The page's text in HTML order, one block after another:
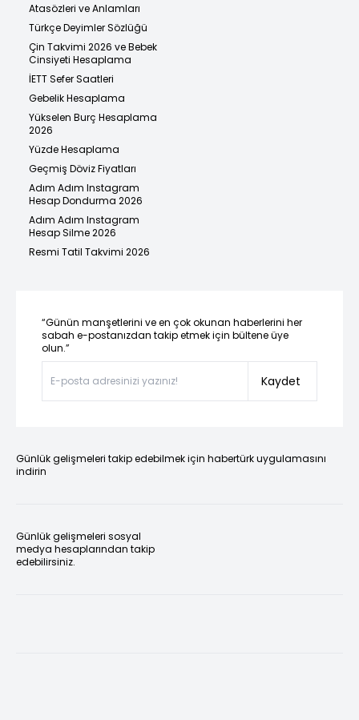
Atasözleri ve Anlamları
Türkçe Deyimler Sözlüğü
Çin Takvimi 2026 ve Bebek
Cinsiyeti Hesaplama
İETT Sefer Saatleri
Gebelik Hesaplama
Yükselen Burç Hesaplama
2026
Yüzde Hesaplama
Geçmiş Döviz Fiyatları
Adım Adım Instagram
Hesap Dondurma 2026
Adım Adım Instagram
Hesap Silme 2026
Resmi Tatil Takvimi 2026
“Günün manşetlerini ve en çok okunan haberlerini her
sabah e-postanızdan takip etmek için bültene üye
olun.”
Kaydet
Günlük gelişmeleri takip edebilmek için habertürk uygulamasını
indirin
Günlük gelişmeleri sosyal
medya hesaplarından takip
edebilirsiniz.